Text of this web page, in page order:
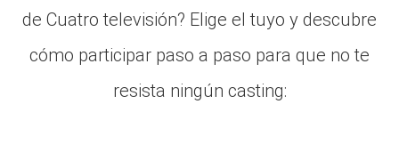
de Cuatro televisión? Elige el tuyo y descubre
cómo participar paso a paso para que no te
resista ningún casting: